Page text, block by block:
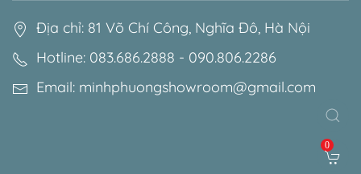
Địa chỉ: 81 Võ Chí Công, Nghĩa Đô, Hà Nội
Hotline: 083.686.2888 - 090.806.2286
Email: minhphuongshowroom@gmail.com
0